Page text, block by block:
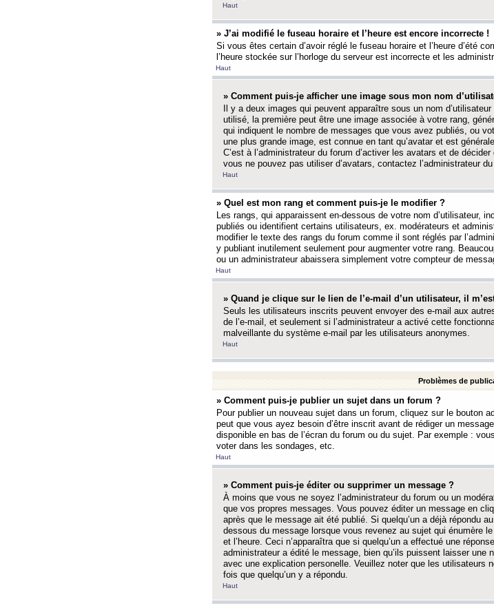
Haut
» J’ai modifié le fuseau horaire et l’heure est encore incorrecte !
Si vous êtes certain d’avoir réglé le fuseau horaire et l’heure d’été
l’heure stockée sur l’horloge du serveur est incorrecte et les
Haut
» Comment puis-je afficher une image sous mon nom
Il y a deux images qui peuvent apparaître sous un nom
utilisé, la première peut être une image associée à votre rang,
qui indiquent le nombre de messages que vous avez publiés, ou
une plus grande image, est connue en tant qu’avatar et est
C’est à l’administrateur du forum d’activer les avatars et de
vous ne pouvez pas utiliser d’avatars, contactez l’administrateur
Haut
» Quel est mon rang et comment puis-je le modifier ?
Les rangs, qui apparaissent en-dessous de votre nom d’utilisateur,
publiés ou identifient certains utilisateurs, ex. modérateurs et
modifier le texte des rangs du forum comme il sont réglés par
y publiant inutilement seulement pour augmenter votre rang.
ou un administrateur abaissera simplement votre compteur de
Haut
» Quand je clique sur le lien de l’e-mail d’un utilisateur, il
Seuls les utilisateurs inscrits peuvent envoyer des e-mail aux
de l’e-mail, et seulement si l’administrateur a activé cette
malveillante du système e-mail par les utilisateurs anonymes.
Haut
Problèmes de
» Comment puis-je publier un sujet dans un forum ?
Pour publier un nouveau sujet dans un forum, cliquez sur le bouton
peut que vous ayez besoin d’être inscrit avant de rédiger un
disponible en bas de l’écran du forum ou du sujet. Par exemple :
voter dans les sondages, etc.
Haut
» Comment puis-je éditer ou supprimer un message ?
À moins que vous ne soyez l’administrateur du forum ou un
que vos propres messages. Vous pouvez éditer un message en
après que le message ait été publié. Si quelqu’un a déjà répondu
dessous du message lorsque vous revenez au sujet qui énumère
et l’heure. Ceci n’apparaîtra que si quelqu’un a effectué une
administrateur a édité le message, bien qu’ils puissent laisser une
avec une explication personelle. Veuillez noter que les utilisateurs
fois que quelqu’un y a répondu.
Haut